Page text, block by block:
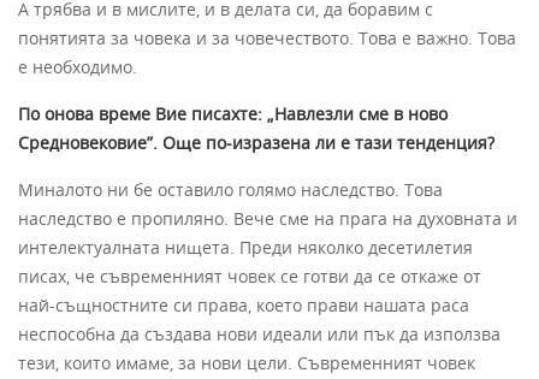
А трябва и в мислите, и в делата си, да боравим с
понятията за човека и за човечеството. Това е важно. Това
е необходимо.
По онова време Вие писахте: „Навлезли сме в ново
Средновековие”. Още по-изразена ли е тази тенденция?
Миналото ни бе оставило голямо наследство. Това
наследство е пропиляно. Вече сме на прага на духовната и
интелектуалната нищета. Преди няколко десетилетия
писах, че съвременният човек се готви да се откаже от
най-същностните си права, което прави нашата раса
неспособна да създава нови идеали или пък да използва
тези, които имаме, за нови цели. Съвременният човек